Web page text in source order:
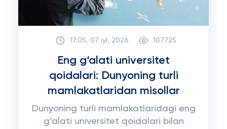
17:05, 07 iyl, 2026 107725
Eng g‘alati universitet
qoidalari: Dunyoning turli
mamlakatlaridan misollar
Dunyoning turli mamlakatlaridagi eng
g‘alati universitet qoidalari bilan